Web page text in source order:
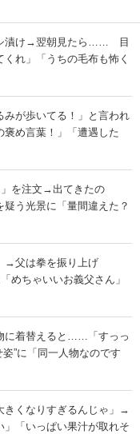
漬け→翌朝見たら…… 目
れ」「うちの毛布も怖く
みが歩いてる！」と言われ
め言葉！」「遭遇した
」を注文→出てきたの
う光景に「量間違えた？
→父は拳を振り上げ
ちゃいいお義父さん」
に着替えると……「すっっ
”に「同一人物なのです
きくなりすぎるんじゃ」→
「いっぱい果汁が取れそ